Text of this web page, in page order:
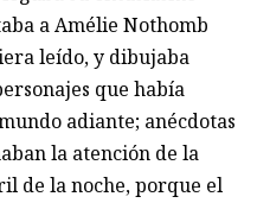
a Amélie Nothomb
leído, y dibujaba
que había
adiante; anécdotas
la atención de la
de la noche, porque el